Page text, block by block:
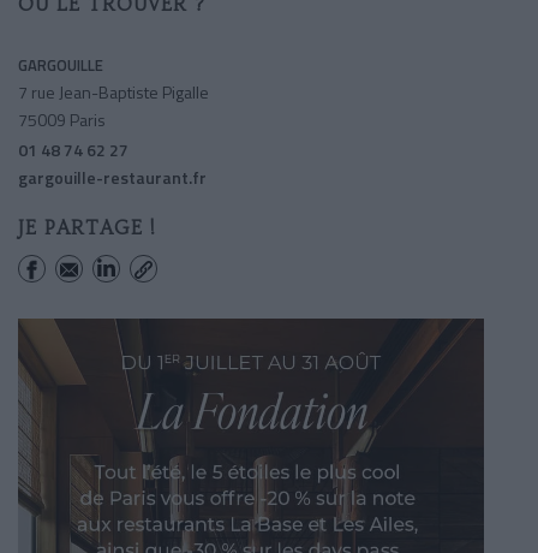
GARGOUILLE
7 rue Jean-Baptiste Pigalle
75009 Paris
01 48 74 62 27
gargouille-restaurant.fr
JE PARTAGE !